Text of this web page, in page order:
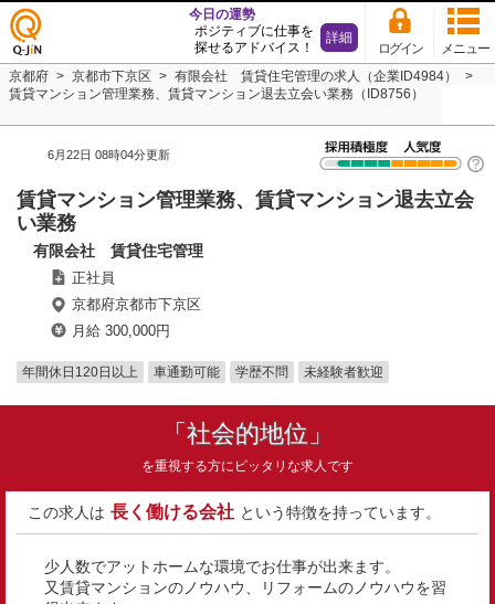
仕事
探し
人サ
メニュー
ログイン
今日の運勢
ポジティブに仕事を
探せるアドバイス！
詳細
京都府 京都市下京区
有限会社 賃貸住宅管理の求人（企業ID4984）
賃貸マンション管理業務、賃貸マンション退去立会い業務（ID8756）
6月22日 08時04分更新
賃貸マンション管理業務、賃貸マンション退去立会
い業務
有限会社 賃貸住宅管理
正社員
京都府京都市下京区
月給 300,000円
年間休日120日以上 車通勤可能 学歴不問 未経験者歓迎
「社会的地位」
を重視する方にピッタリな求人です
この求人は 長く働ける会社 という特徴を持っています。
少人数でアットホームな環境でお仕事が出来ます。
又賃貸マンションのノウハウ、リフォームのノウハウを習